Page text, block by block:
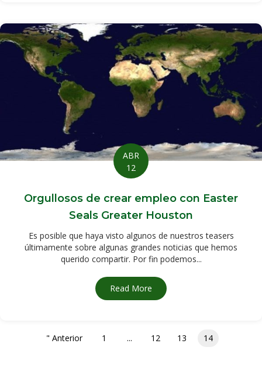
ABR
12
Orgullosos de crear empleo con Easter
Seals Greater Houston
Es posible que haya visto algunos de nuestros teasers
últimamente sobre algunas grandes noticias que hemos
querido compartir. Por fin podemos...
Read More about Orgullosos de crear
" Anterior 1 ... 12 13 14